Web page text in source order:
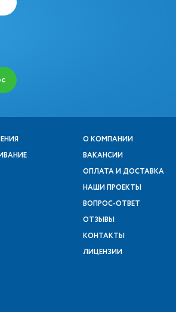
О КОМПАНИИ
ВАКАНСИИ
ОПЛАТА И ДОСТАВКА
НАШИ ПРОЕКТЫ
ВОПРОС-ОТВЕТ
ОТЗЫВЫ
КОНТАКТЫ
ЛИЦЕНЗИИ